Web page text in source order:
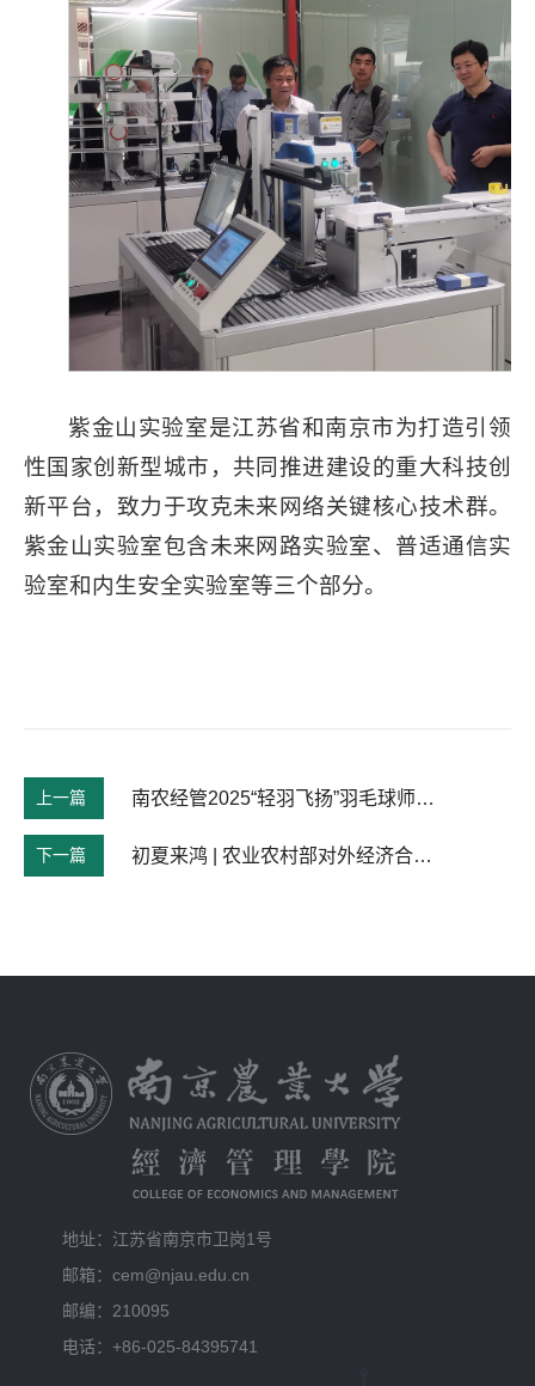
紫金山实验室是江苏省和南京市为打造引领
性国家创新型城市，共同推进建设的重大科技创
新平台，致力于攻克未来网络关键核心技术群。
紫金山实验室包含未来网路实验室、普适通信实
验室和内生安全实验室等三个部分。
上一篇 南农经管2025“轻羽飞扬”羽毛球师生友谊赛成功举办
下一篇 初夏来鸿 | 农业农村部对外经济合作中心发来感谢信
地址：江苏省南京市卫岗1号
邮箱：cem@njau.edu.cn
邮编：210095
电话：+86-025-84395741